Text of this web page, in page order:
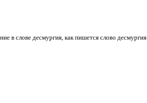
в слове десмургия, как пишется слово десмургия